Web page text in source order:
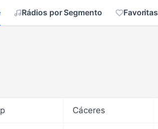
Rádios por Segmento Favoritas
Cáceres